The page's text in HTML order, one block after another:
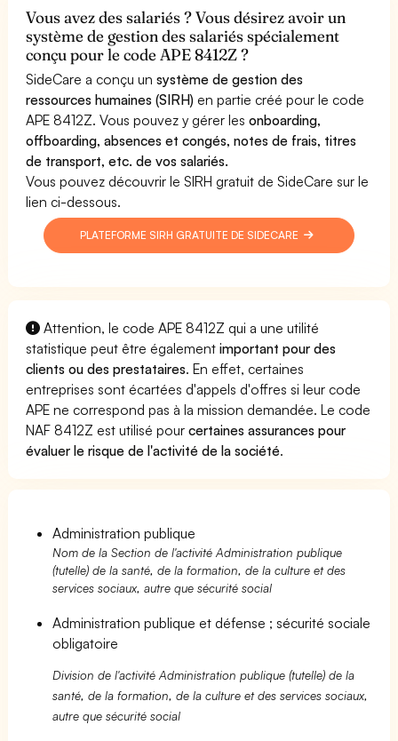
Vous avez des salariés ? Vous désirez avoir un
système de gestion des salariés spécialement
conçu pour le code APE 8412Z ?
SideCare a conçu unsystème de gestion des
ressources humaines (SIRH) en partie créé pour le code
APE 8412Z. Vous pouvez y gérer lesonboarding,
offboarding, absences et congés, notes de frais, titres
de transport, etc. de vos salariés.
Vous pouvez découvrir le SIRH gratuit de SideCare sur le
lien ci-dessous.
PLATEFORME SIRH GRATUITE DE SIDECARE
Attention, le code APE 8412Z qui a une utilité
statistique peut être égalementimportant pour des
clients ou des prestataires. En effet, certaines
entreprises sont écartées d'appels d'offres si leur code
APE ne correspond pas à la mission demandée. Le code
NAF 8412Z est utilisé pourcertaines assurances pour
évaluer le risque de l'activité de la société.
Administration publique
Nom de la Section de l'activité Administration publique
(tutelle) de la santé, de la formation, de la culture et des
services sociaux, autre que sécurité social
Administration publique et défense ; sécurité sociale
obligatoire
Division de l'activité Administration publique (tutelle) de la
santé, de la formation, de la culture et des services sociaux,
autre que sécurité social